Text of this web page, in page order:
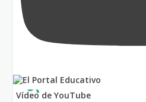
Vídeo de YouTube